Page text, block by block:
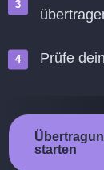
Prüfe
starten